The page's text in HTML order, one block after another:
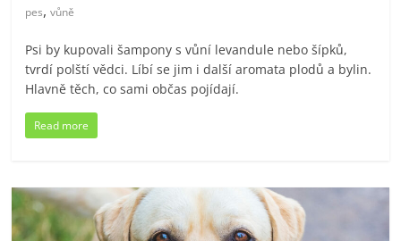
pes,vůně
Psi by kupovali šampony s vůní levandule nebo šípků,
tvrdí polští vědci. Líbí se jim i další aromata plodů a bylin.
Hlavně těch, co sami občas pojídají.
Read more